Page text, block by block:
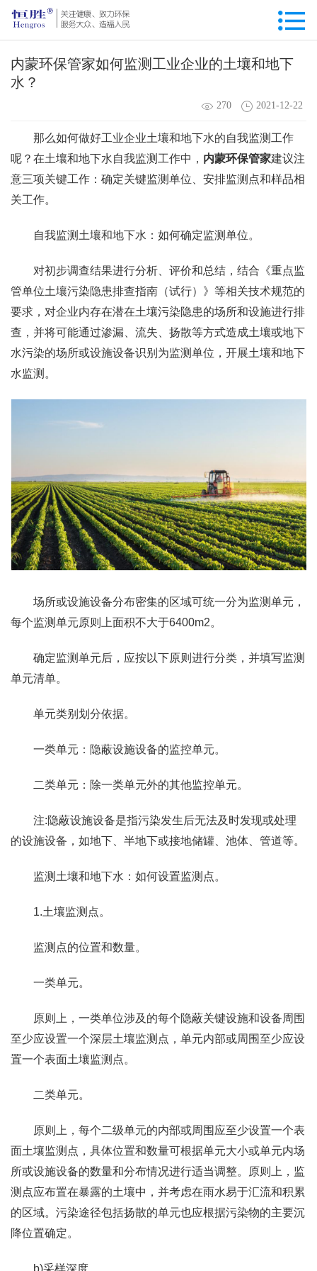
内蒙环保管家如何监测工业企业的土壤和地下
水？
270 2021-12-22
那么如何做好工业企业土壤和地下水的自我监测工作
呢？在土壤和地下水自我监测工作中， 内蒙环保管家建议注
意三项关键工作：确定关键监测单位、安排监测点和样品相
关工作。
自我监测土壤和地下水：如何确定监测单位。
对初步调查结果进行分析、评价和总结，结合《重点监
管单位土壤污染隐患排查指南（试行）》等相关技术规范的
要求，对企业内存在潜在土壤污染隐患的场所和设施进行排
查，并将可能通过渗漏、流失、扬散等方式造成土壤或地下
水污染的场所或设施设备识别为监测单位，开展土壤和地下
水监测。
场所或设施设备分布密集的区域可统一分为监测单元，
每个监测单元原则上面积不大于6400m2。
确定监测单元后，应按以下原则进行分类，并填写监测
单元清单。
单元类别划分依据。
一类单元：隐蔽设施设备的监控单元。
二类单元：除一类单元外的其他监控单元。
注:隐蔽设施设备是指污染发生后无法及时发现或处理
的设施设备，如地下、半地下或接地储罐、池体、管道等。
监测土壤和地下水：如何设置监测点。
1.土壤监测点。
监测点的位置和数量。
一类单元。
原则上，一类单位涉及的每个隐蔽关键设施和设备周围
至少应设置一个深层土壤监测点，单元内部或周围至少应设
置一个表面土壤监测点。
二类单元。
原则上，每个二级单元的内部或周围应至少设置一个表
面土壤监测点，具体位置和数量可根据单元大小或单元内场
所或设施设备的数量和分布情况进行适当调整。原则上，监
测点应布置在暴露的土壤中，并考虑在雨水易于汇流和积累
的区域。污染途径包括扬散的单元也应根据污染物的主要沉
降位置确定。